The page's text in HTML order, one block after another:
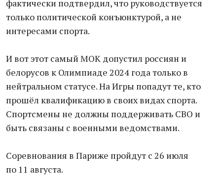
фактически подтвердил, что руководствуется
только политической конъюнктурой, а не
интересами спорта.
И вот этот самый МОК допустил россиян и
белорусов к Олимпиаде 2024 года только в
нейтральном статусе. На Игры попадут те, кто
прошёл квалификацию в своих видах спорта.
Спортсмены не должны поддерживать СВО и
быть связаны с военными ведомствами.
Соревнования в Париже пройдут с 26 июля
по 11 августа.